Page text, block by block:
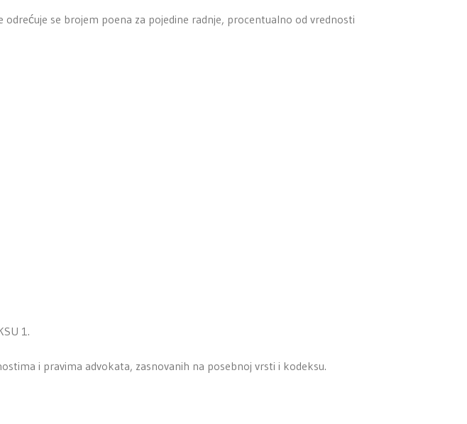
se brojem poena za pojedine radnje, procentualno od vrednosti
1.
i pravima advokata, zasnovanih na posebnoj vrsti i kodeksu.